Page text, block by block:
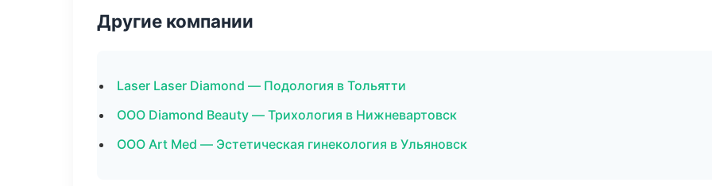
Другие компании
Laser Laser Diamond — Подология в Тольятти
ООО Diamond Beauty — Трихология в Нижневартовск
ООО Art Med — Эстетическая гинекология в Ульяновск